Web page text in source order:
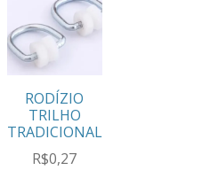
RODÍZIO
TRILHO
TRADICIONAL
R$0,27